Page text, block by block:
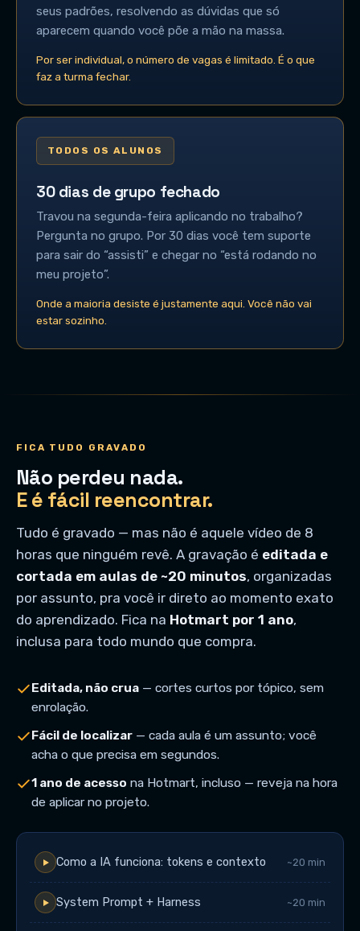
seus padrões, resolvendo as dúvidas que só
aparecem quando você põe a mão na massa.
Por ser individual, o número de vagas é limitado. É o que
faz a turma fechar.
TODOS OS ALUNOS
30 dias de grupo fechado
Travou na segunda-feira aplicando no trabalho?
Pergunta no grupo. Por 30 dias você tem suporte
para sair do “assisti” e chegar no “está rodando no
meu projeto”.
Onde a maioria desiste é justamente aqui. Você não vai
estar sozinho.
FICA TUDO GRAVADO
Não perdeu nada.
E é fácil reencontrar.
Tudo é gravado — mas não é aquele vídeo de 8
horas que ninguém revê. A gravação é editada e
cortada em aulas de ~20 minutos, organizadas
por assunto, pra você ir direto ao momento exato
do aprendizado. Fica na Hotmart por 1 ano,
inclusa para todo mundo que compra.
Editada, não crua — cortes curtos por tópico, sem
enrolação.
Fácil de localizar — cada aula é um assunto; você
acha o que precisa em segundos.
1 ano de acesso na Hotmart, incluso — reveja na hora
de aplicar no projeto.
Como a IA funciona: tokens e contexto ~20 min
System Prompt + Harness ~20 min